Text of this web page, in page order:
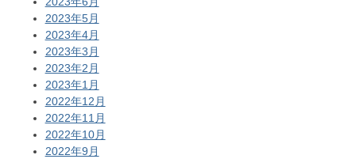
2023年5月
2023年4月
2023年3月
2023年2月
2023年1月
2022年12月
2022年11月
2022年10月
2022年9月